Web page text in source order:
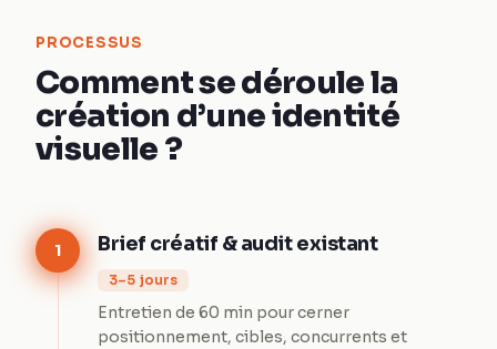
PROCESSUS
Comment se déroule la
création d’une identité
visuelle ?
1 Brief créatif & audit existant
3–5 jours
Entretien de 60 min pour cerner
positionnement, cibles, concurrents et